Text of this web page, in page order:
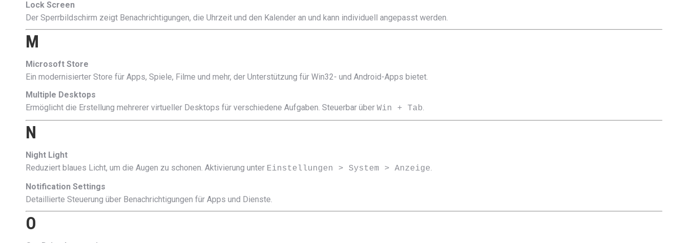
Lock Screen
Der Sperrbildschirm zeigt Benachrichtigungen, die Uhrzeit und den Kalender an und kann individuell angepasst werden.
M
Microsoft Store
Ein modernisierter Store für Apps, Spiele, Filme und mehr, der Unterstützung für Win32- und Android-Apps bietet.
Multiple Desktops
Ermöglicht die Erstellung mehrerer virtueller Desktops für verschiedene Aufgaben. Steuerbar über Win + Tab.
N
Night Light
Reduziert blaues Licht, um die Augen zu schonen. Aktivierung unter Einstellungen > System > Anzeige.
Notification Settings
Detaillierte Steuerung über Benachrichtigungen für Apps und Dienste.
O